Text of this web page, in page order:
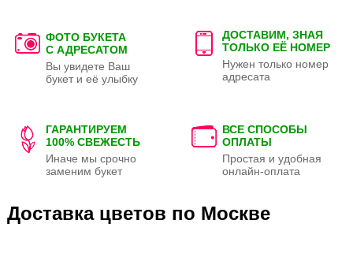
ФОТО БУКЕТА
С АДРЕСАТОМ
Вы увидете Ваш
букет и её улыбку
ДОСТАВИМ, ЗНАЯ
ТОЛЬКО ЕЁ НОМЕР
Нужен только номер
адресата
ГАРАНТИРУЕМ
100% СВЕЖЕСТЬ
Иначе мы срочно
заменим букет
ВСЕ СПОСОБЫ
ОПЛАТЫ
Простая и удобная
онлайн-оплата
Доставка цветов по Москве